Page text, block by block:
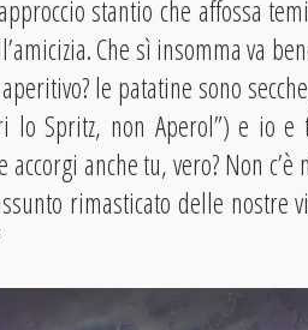
stantio che affossa
Che sì insomma va
le patatine sono
lo Spritz, non Aperol”) e io e
anche tu, vero? Non c’è
rimasticato delle nostre